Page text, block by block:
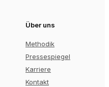
Über uns
Methodik
Pressespiegel
Karriere
Kontakt